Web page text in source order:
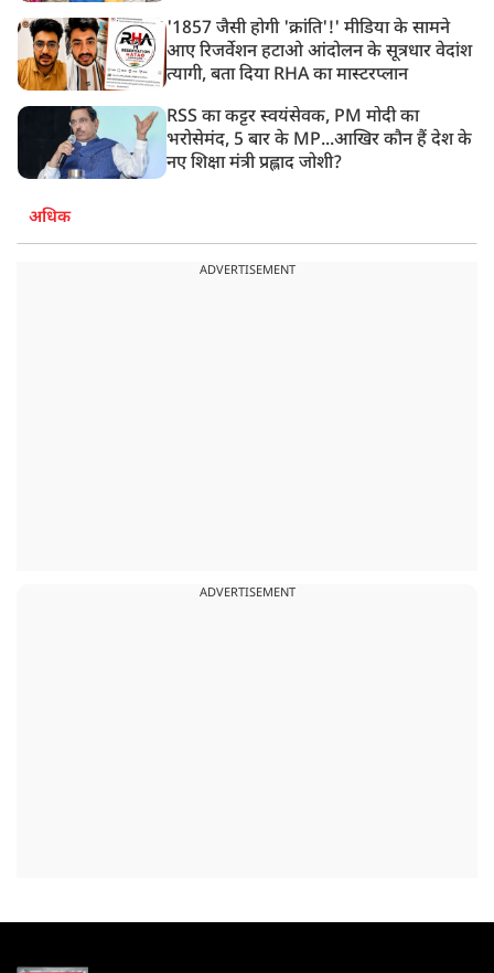
'1857 जैसी होगी 'क्रांति'!' मीडिया के सामने
आए रिजर्वेशन हटाओ आंदोलन के सूत्रधार वेदांश
त्यागी, बता दिया RHA का मास्टरप्लान
RSS का कट्टर स्वयंसेवक, PM मोदी का
भरोसेमंद, 5 बार के MP...आखिर कौन हैं देश के
नए शिक्षा मंत्री प्रह्लाद जोशी?
अधिक
ADVERTISEMENT
ADVERTISEMENT